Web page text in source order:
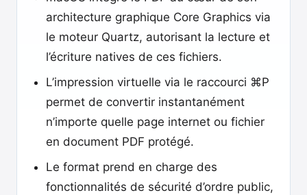
architecture graphique Core Graphics via
le moteur Quartz, autorisant la lecture et
l’écriture natives de ces fichiers.
L’impression virtuelle via le raccourci ⌘P
permet de convertir instantanément
n’importe quelle page internet ou fichier
en document PDF protégé.
Le format prend en charge des
fonctionnalités de sécurité d’ordre public,